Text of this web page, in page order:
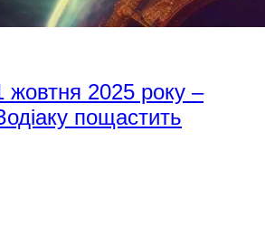
жовтня 2025 року –
пощастить